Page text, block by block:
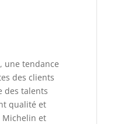
une tendance
des clients
des talents
qualité et
Michelin et